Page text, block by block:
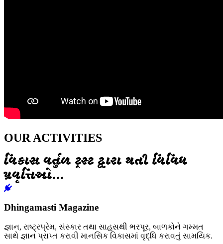
OUR ACTIVITIES
વિકાસ વર્તુળ ટ્રસ્ટ દ્વારા થતી વિવિધ
પ્રવૃત્તિઓ...
Dhingamasti Magazine
જ્ઞાન, રાષ્ટ્રપ્રેમ, સંસ્કાર તથા સાહસથી ભરપૂર, બાળકોને ગમ્મત
સાથે જ્ઞાન પ્રાપ્ત કરાવી માનસિક વિકાસમાં વૃદ્ધિ કરાવતું સામયિક.